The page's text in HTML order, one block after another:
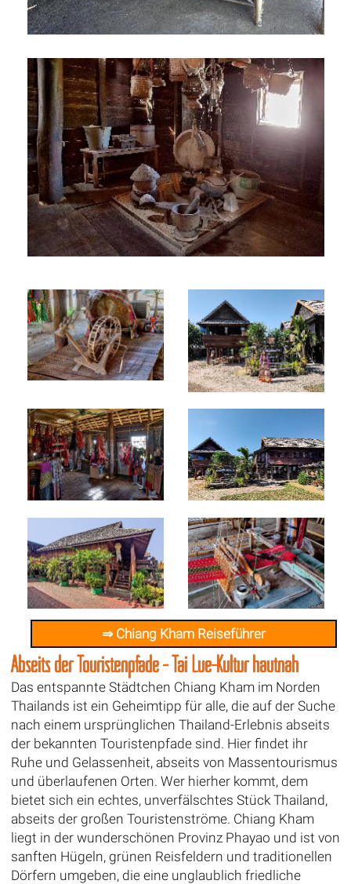
⇒ Chiang Kham Reiseführer
Abseits der Touristenpfade - Tai Lue-Kultur hautnah
Das entspannte Städtchen Chiang Kham im Norden
Thailands ist ein Geheimtipp für alle, die auf der Suche
nach einem ursprünglichen Thailand-Erlebnis abseits
der bekannten Touristenpfade sind. Hier findet ihr
Ruhe und Gelassenheit, abseits von Massentourismus
und überlaufenen Orten. Wer hierher kommt, dem
bietet sich ein echtes, unverfälschtes Stück Thailand,
abseits der großen Touristenströme. Chiang Kham
liegt in der wunderschönen Provinz Phayao und ist von
sanften Hügeln, grünen Reisfeldern und traditionellen
Dörfern umgeben, die eine unglaublich friedliche